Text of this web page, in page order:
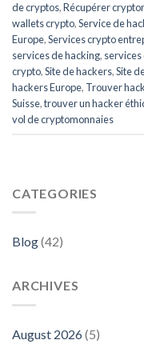
de cryptos,Récupérer
wallets crypto,Service de
Europe,Services crypto
services de hacking,
crypto,Site de hackers,Site
hackers Europe, Trouver
Suisse,trouver un hacker
vol de cryptomonnaies
CATEGORIES
Blog(42)
ARCHIVES
August 2026(5)